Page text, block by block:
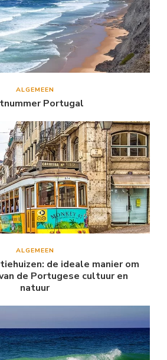
ALGEMEEN
Portugal
ALGEMEEN
de ideale manier om
de Portugese cultuur en
natuur